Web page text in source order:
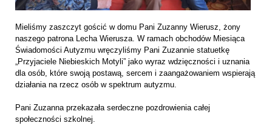
Mieliśmy zaszczyt gościć w domu Pani Zuzanny Wierusz, żony
naszego patrona Lecha Wierusza. W ramach obchodów Miesiąca
Świadomości Autyzmu wręczyliśmy Pani Zuzannie statuetkę
„Przyjaciele Niebieskich Motyli” jako wyraz wdzięczności i uznania
dla osób, które swoją postawą, sercem i zaangażowaniem wspierają
działania na rzecz osób w spektrum autyzmu.
Pani Zuzanna przekazała serdeczne pozdrowienia całej
społeczności szkolnej.